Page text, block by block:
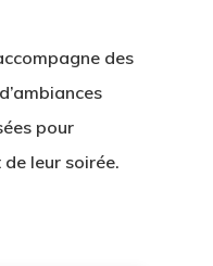
des
pour
leur soirée.